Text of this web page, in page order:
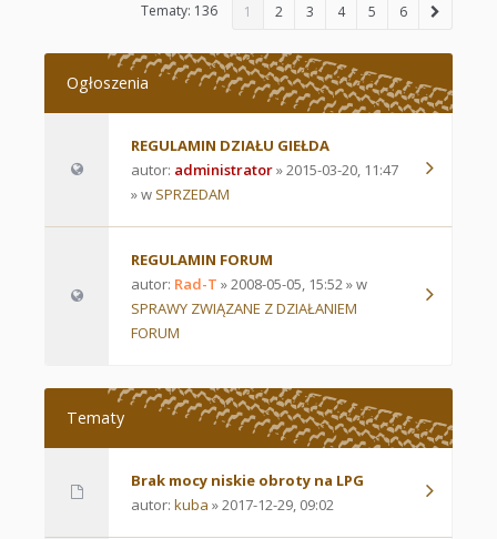
Tematy: 136 1 2 3 4 5 6
Ogłoszenia
REGULAMIN DZIAŁU GIEŁDA
autor: administrator» 2015-03-20, 11:47
» w SPRZEDAM
REGULAMIN FORUM
autor: Rad-T » 2008-05-05, 15:52 » w
SPRAWY ZWIĄZANE Z DZIAŁANIEM
FORUM
Tematy
Brak mocy niskie obroty na LPG
autor: kuba » 2017-12-29, 09:02